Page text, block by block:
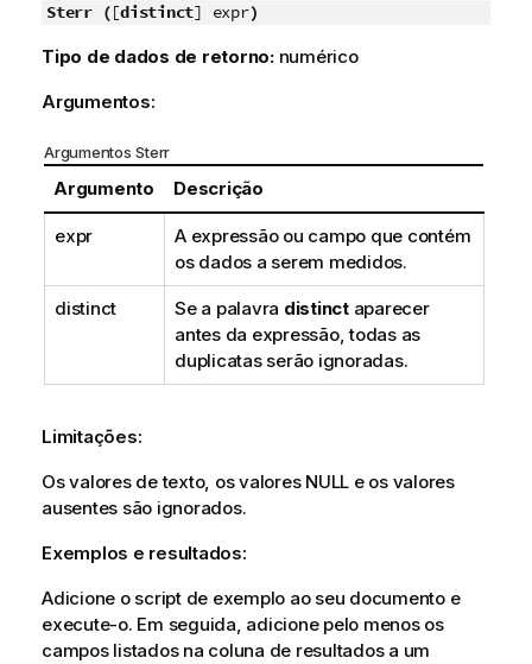
Sterr ([distinct] expr)
Tipo de dados de retorno: numérico
Argumentos:
Argumentos Sterr
Argumento Descrição
expr
A expressão ou campo que contém
os dados a serem medidos.
distinct Se a palavra distinctaparecer
antes da expressão, todas as
duplicatas serão ignoradas.
Limitações:
Os valores de texto, os valores NULL e os valores
ausentes são ignorados.
Exemplos e resultados:
Adicione o script de exemplo ao seu documento e
execute-o. Em seguida, adicione pelo menos os
campos listados na coluna de resultados a um